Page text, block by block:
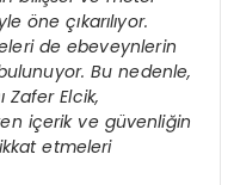
öne çıkarılıyor.
de ebeveynlerin
Bu nedenle,
Zafer Elcik,
içerik ve güvenliğin
etmeleri